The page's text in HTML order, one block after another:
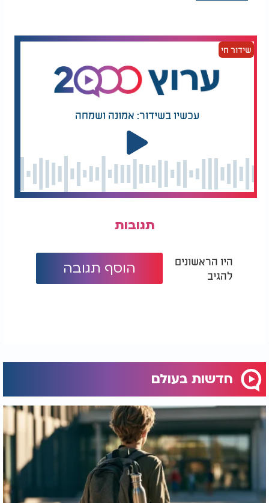
שידור חי
עכשיו בשידור: אמונה ושמחה
תגובות
היו הראשונים
להגיב
הוסף תגובה
חדשות בעולם